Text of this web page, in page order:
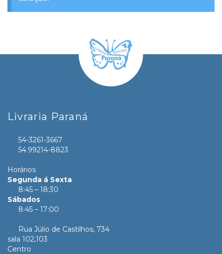
Livraria Paraná
54-3261-3667
54.99214-8823
Horários
Segunda á Sexta
8:45 – 18:30
Sábados
8:45 – 17:00
Rua Júlio de Castilhos, 734
sala 102,103
Centro